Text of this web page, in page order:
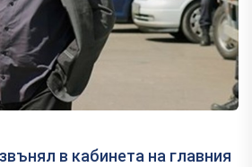
в кабинета на главния